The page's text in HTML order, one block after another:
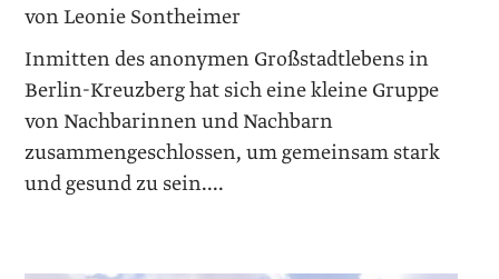
von Leonie Sontheimer
Inmitten des anonymen Großstadtlebens in
Berlin-Kreuzberg hat sich eine kleine Gruppe
von Nachbarinnen und Nachbarn
zusammengeschlossen, um gemeinsam stark
und gesund zu sein....